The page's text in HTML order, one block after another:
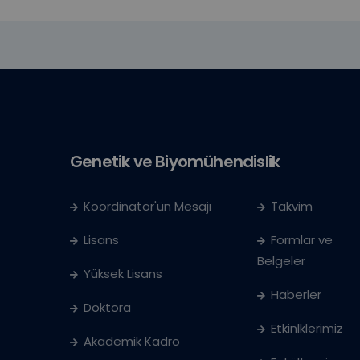
Genetik ve Biyomühendislik
Koordinatör'ün Mesajı
Lisans
Yüksek Lisans
Doktora
Akademik Kadro
Takvim
Formlar ve
Belgeler
Haberler
Etkinlklerimiz